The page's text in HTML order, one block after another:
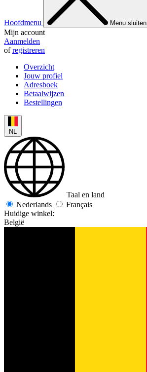
Hoofdmenu Menu sluiten
Mijn account
Aanmelden
ofregistreren
Overzicht
Jouw profiel
Adresboek
Betaalwijzen
Bestellingen
NL
Taal en land
Nederlands
Français
Huidige winkel:
België